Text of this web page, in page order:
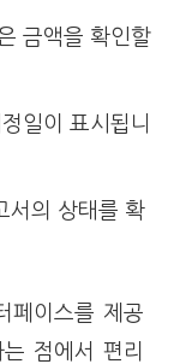
금액을 확인할
일이 표시됩니
서의 상태를 확
페이스를 제공
점에서 편리